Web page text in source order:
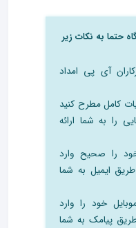
حتما به نکات زیر
آی پی امداد
کامل مطرح کنید
را به شما ارائه
را صحیح وارد
طریق ایمیل به شما
خود را وارد
طریق پیامک به شما